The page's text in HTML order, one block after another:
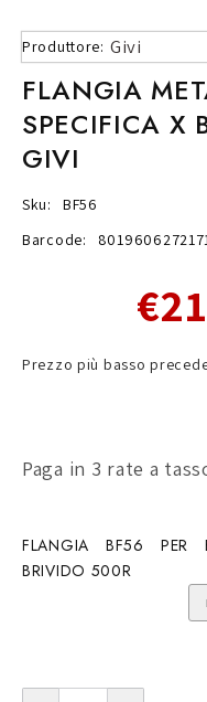
Produttore: Givi
FLANGIA
SPECIFICA X
GIVI
Sku:
BF56
Barcode:
Prezzo più basso
Paga in 3 rate a
FLANGIA BF56 PER
BRIVIDO 500R